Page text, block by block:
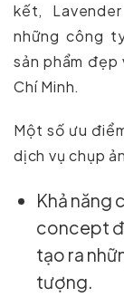
kết,
những công
sản phẩm
Chí Minh.
Một số ưu
dịch vụ chụp
Khả năng
concept
tạo ra
tượng.